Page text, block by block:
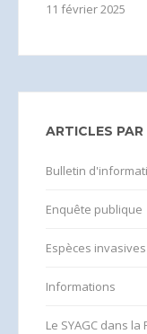
11 février 2025
ARTICLES
Bulletin
Enquête publique
Espèces invasives
Informations
Le SYAGC dans la